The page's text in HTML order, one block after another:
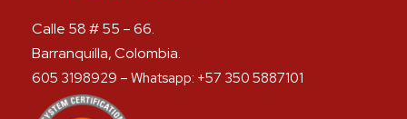
Calle 58 # 55 – 66.
Barranquilla, Colombia.
605 3198929 – Whatsapp: +57 350 5887101